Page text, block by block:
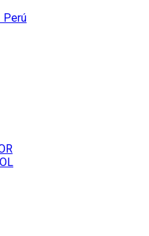
Perú